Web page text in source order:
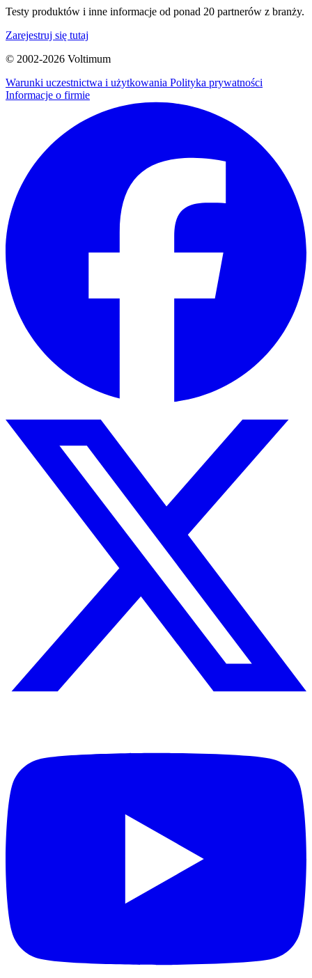
Testy produktów i inne informacje od ponad 20 partnerów z branży.
Zarejestruj się tutaj
© 2002-2026 Voltimum
Warunki uczestnictwa i użytkowania Polityka prywatności
Informacje o firmie